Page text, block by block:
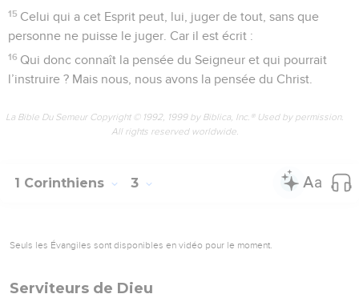
15 Celui qui a cet Esprit peut, lui, juger de tout, sans que
personne ne puisse le juger. Car il est écrit :
16 Qui donc connaît la pensée du Seigneur et qui pourrait
l’instruire ? Mais nous, nous avons la pensée du Christ.
La Bible Du Semeur Copyright © 1992, 1999 by Biblica, Inc.® Used by permission.
All rights reserved worldwide.
1 Corinthiens 3
Seuls les Évangiles sont disponibles en vidéo pour le moment.
Serviteurs de Dieu